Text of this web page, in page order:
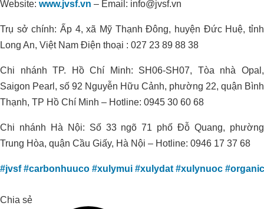
Website: www.jvsf.vn – Email: info@jvsf.vn
Trụ sở chính: Ấp 4, xã Mỹ Thạnh Đông, huyện Đức Huệ, tỉnh
Long An, Việt Nam Điện thoại : 027 23 89 88 38
Chi nhánh TP. Hồ Chí Minh: SH06-SH07, Tòa nhà Opal,
Saigon Pearl, số 92 Nguyễn Hữu Cảnh, phường 22, quận Bình
Thạnh, TP Hồ Chí Minh – Hotline: 0945 30 60 68
Chi nhánh Hà Nội: Số 33 ngõ 71 phố Đỗ Quang, phường
Trung Hòa, quận Cầu Giấy, Hà Nội – Hotline: 0946 17 37 68
#jvsf #carbonhuuco #xulymui #xulydat #xulynuoc #organic
Chia sẻ
Xử Lý Môi Trường Bể Nước Thải –
Lức – Long An
HOA NẮNG FARM THÀNH CÔNG
ST25 VỚI ORGANIC CARBON